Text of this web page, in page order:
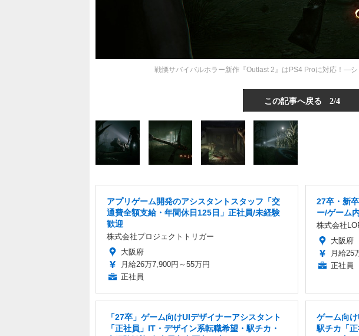
戦慄サバイバルホラー新作『Outlast 2』はPS4 Proに対応！―
この記事へ戻る 2/4
アプリゲーム開発のアシスタントスタッフ「交
通費全額支給・年間休日125日」正社員/未経験
歓迎
株式会社プロジェクトトリガー
大阪府
月給26万7,900円～55万円
正社員
27卒・新
ー/ゲーム
株式会社
大阪府
月給25
正社員
「27卒」ゲーム向けUIデザイナーアシスタント
「正社員」IT・デザイン系転職希望・駅チカ・
ゲーム向
駅チカ「